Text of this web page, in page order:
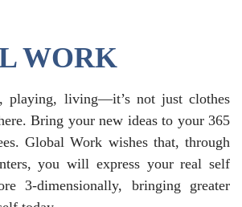
WORK
playing, living—it’s not just clothes
Bring your new ideas to your 365
Global Work wishes that, through
you will express your real self
3-dimensionally, bringing greater